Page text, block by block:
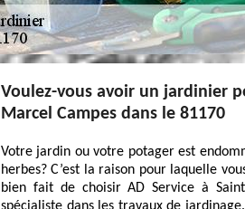
Voulez-vous avoir un jardinier
Marcel Campes dans le 81170
Votre jardin ou votre potager est
herbes? C’est la raison pour laquelle
bien fait de choisir AD Service à